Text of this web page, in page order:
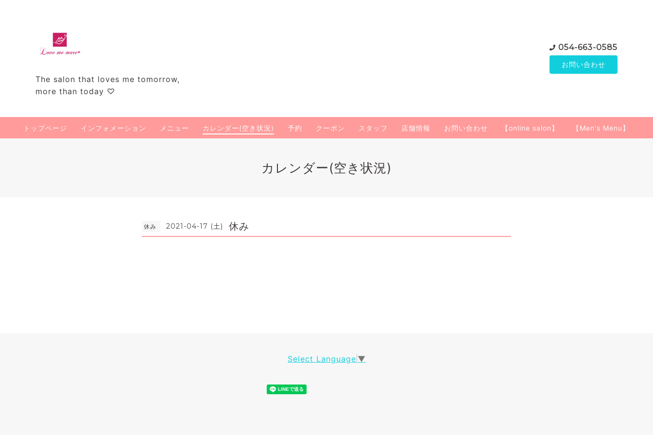
The salon that loves me tomorrow,
more than today ♡
054-663-0585
お問い合わせ
トップページ インフォメーション メニュー カレンダー(空き状況) 予約 クーポン スタッフ 店舗情報 お問い合わせ 【online salon】 【Men's Menu】
カレンダー(空き状況)
休み 2021-04-17 (土) 休み
Select Language ▼